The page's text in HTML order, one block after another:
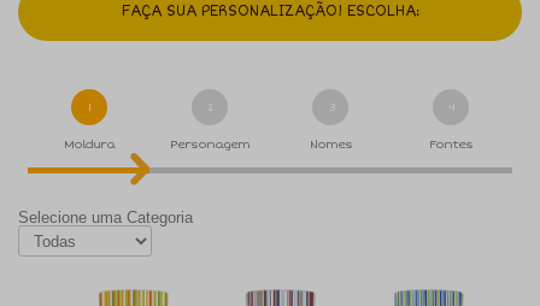
FAÇA SUA PERSONALIZAÇÃO! ESCOLHA:
1
Moldura
2
Personagem
3
Nomes
4
Fontes
Selecione uma Categoria